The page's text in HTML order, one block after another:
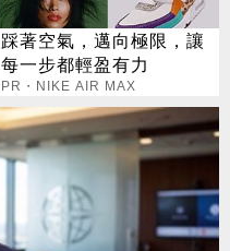
踩著空氣，邁向極限，讓
每一步都輕盈有力
PR・NIKE AIR MAX